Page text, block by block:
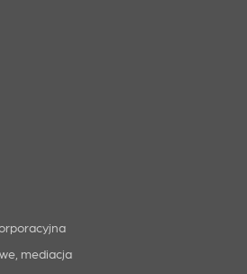
mediacja